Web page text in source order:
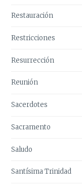
Restauración
Restricciones
Resurrección
Reunión
Sacerdotes
Sacramento
Saludo
Santísima Trinidad